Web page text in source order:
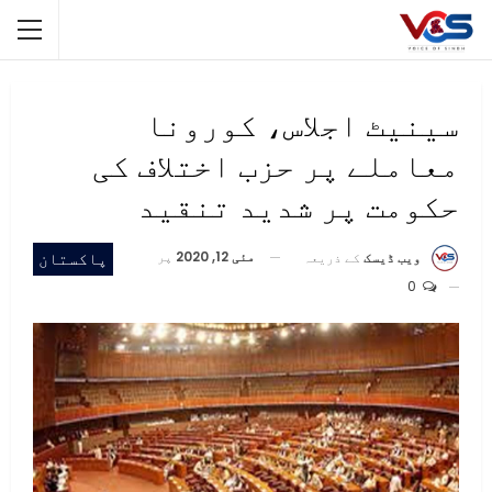
سینیٹ اجلاس، کورونا
معاملے پر حزب اختلاف کی
حکومت پر شدید تنقید
پاکستان ویب ڈیسک کے ذریعہ مئی 12, 2020
پر